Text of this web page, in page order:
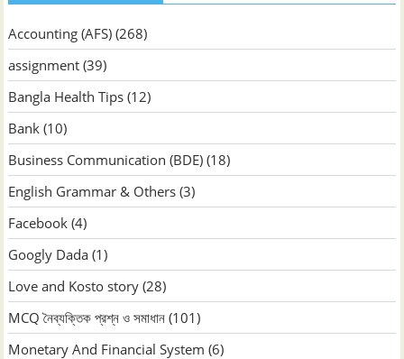
Accounting (AFS) (268)
assignment (39)
Bangla Health Tips (12)
Bank (10)
Business Communication (BDE) (18)
English Grammar & Others (3)
Facebook (4)
Googly Dada (1)
Love and Kosto story (28)
MCQ নৈব্যক্তিক প্রশ্ন ও সমাধান (101)
Monetary And Financial System (6)